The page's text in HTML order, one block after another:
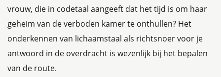
vrouw, die in codetaal aangeeft dat het tijd is om haar
geheim van de verboden kamer te onthullen? Het
onderkennen van lichaamstaal als richtsnoer voor je
antwoord in de overdracht is wezenlijk bij het bepalen
van de route.